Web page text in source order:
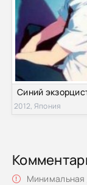
2012, Япония
Минимальная